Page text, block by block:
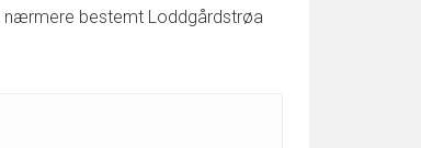
nærmere bestemt Loddgårdstrøa